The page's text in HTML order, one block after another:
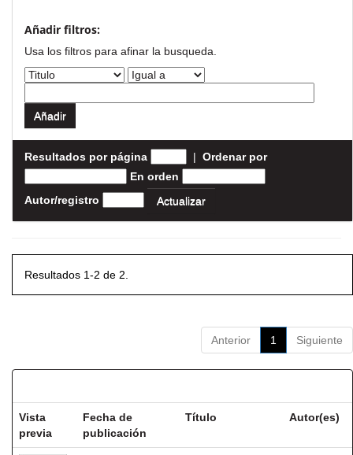
Añadir filtros:
Usa los filtros para afinar la busqueda.
Resultados por página | Ordenar por
En orden
Autor/registro
Resultados 1-2 de 2.
Anterior 1 Siguiente
Vista
previa
Fecha de
publicación
Título Autor(es)